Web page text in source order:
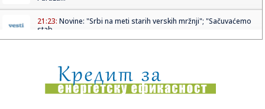
21:23: Novine: "Srbi na meti starih verskih mržnji"; "Sačuvaćemo
stab...
21:18:VILDOZA SE OGLASIO: „Rekao sam da nikada neću doći u
Partizan...